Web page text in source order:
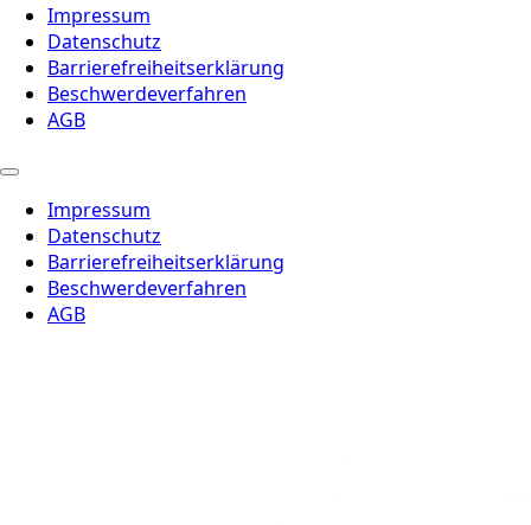
Impressum
Datenschutz
Barrierefreiheitserklärung
Beschwerdeverfahren
AGB
Impressum
Datenschutz
Barrierefreiheitserklärung
Beschwerdeverfahren
AGB